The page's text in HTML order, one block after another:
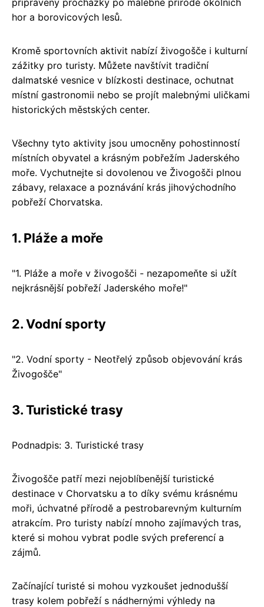
hor a borovicových lesů.
Kromě sportovních aktivit nabízí živogošče i kulturní
zážitky pro turisty. Můžete navštívit tradiční
dalmatské vesnice v blízkosti destinace, ochutnat
místní gastronomii nebo se projít malebnými uličkami
historických městských center.
Všechny tyto aktivity jsou umocněny pohostinností
místních obyvatel a krásným pobřežím Jaderského
moře. Vychutnejte si dovolenou ve Živogošči plnou
zábavy, relaxace a poznávání krás jihovýchodního
pobřeží Chorvatska.
1. Pláže a moře
"1. Pláže a moře v živogošči - nezapomeňte si užít
nejkrásnější pobřeží Jaderského moře!"
2. Vodní sporty
"2. Vodní sporty - Neotřelý způsob objevování krás
Živogošče"
3. Turistické trasy
Podnadpis: 3. Turistické trasy
Živogošče patří mezi nejoblíbenější turistické
destinace v Chorvatsku a to díky svému krásnému
moři, úchvatné přírodě a pestrobarevným kulturním
atrakcím. Pro turisty nabízí mnoho zajímavých tras,
které si mohou vybrat podle svých preferencí a
zájmů.
Začínající turisté si mohou vyzkoušet jednodušší
trasy kolem pobřeží s nádhernými výhledy na